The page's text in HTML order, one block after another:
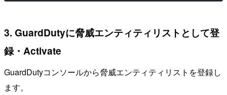
3. GuardDutyに脅威エンティティリストとして登
録・Activate
GuardDutyコンソールから脅威エンティティリストを登録し
ます。